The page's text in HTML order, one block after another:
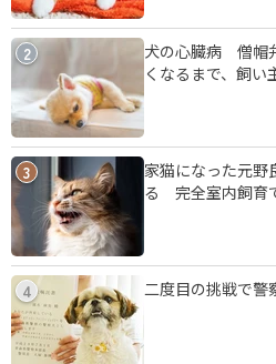
2
犬の心臓病 僧帽
くなるまで、飼い
3
家猫になった元野
る 完全室内飼育
4 二度目の挑戦で警